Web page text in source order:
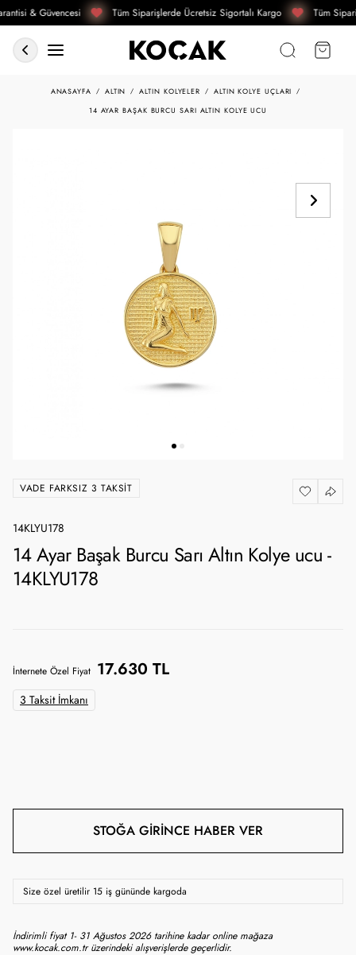
& Güvencesi Tüm Siparişlerde Ücretsiz Sigortalı Kargo Tüm
ANASAYFA ALTIN ALTIN KOLYELER
ALTIN KOLYE UÇLARI
14 AYAR BAŞAK BURCU SARI ALTIN KOLYE UCU
VADE FARKSIZ 3 TAKSIT
14KLYU178
14 Ayar Başak Burcu Sarı Altın Kolye ucu -
14KLYU178
İnternete Özel Fiyat 17.630 TL
3 Taksit İmkanı
STOĞA GIRINCE HABER VER
Size özel üretilir 15 iş gününde kargoda
İndirimli fiyat 1- 31 Ağustos 2026 tarihine kadar online mağaza
www.kocak.com.tr üzerindeki alışverişlerde geçerlidir.